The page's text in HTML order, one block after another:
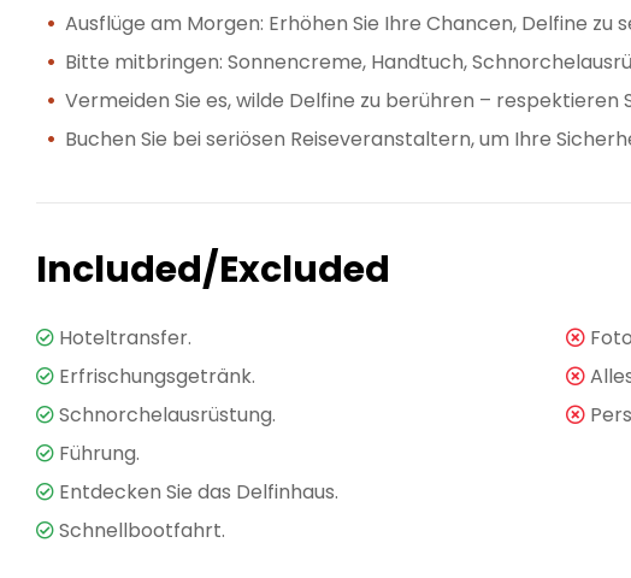
Ausflüge am Morgen: Erhöhen Sie Ihre Chancen, Delfine zu
Bitte mitbringen: Sonnencreme, Handtuch,
Vermeiden Sie es, wilde Delfine zu berühren – respektieren
Buchen Sie bei seriösen Reiseveranstaltern, um Ihre
Included/Excluded
Hoteltransfer.
Erfrischungsgetränk.
Schnorchelausrüstung.
Führung.
Entdecken Sie das Delfinhaus.
Schnellbootfahrt.